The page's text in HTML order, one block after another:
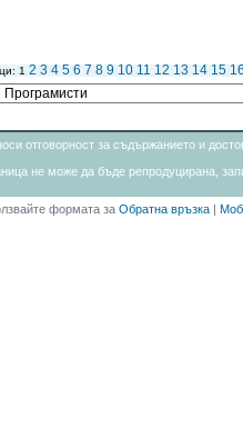
1 2 3 4 5 6 7 8 9 10 11 12 13 14 15
отговорност за съдържанието и
не може да бъде репродуцирана,
формата за Обратна връзка |